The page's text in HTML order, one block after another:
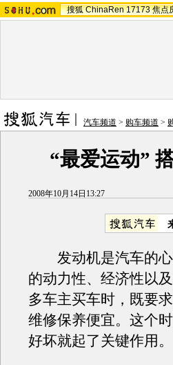
搜狐 ChinaRen 17173 焦点
汽车频道 > 购车频道 >
“最爱运动”
2008年10月14日13:27
发动机是汽车的心
的动力性、经济性以
多车主买车时，既要
维修保养便宜。这个
好坏就起了关键作用。